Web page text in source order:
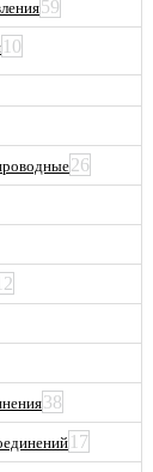
59
10
26
38
17